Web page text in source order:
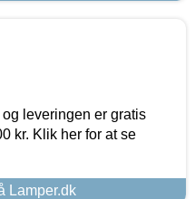
leveringen er gratis
kr. Klik her for at se
Lamper.dk